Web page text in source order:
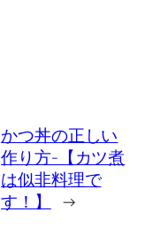
かつ丼の正しい
作り方-【カツ煮
は似非料理で
す！】
→